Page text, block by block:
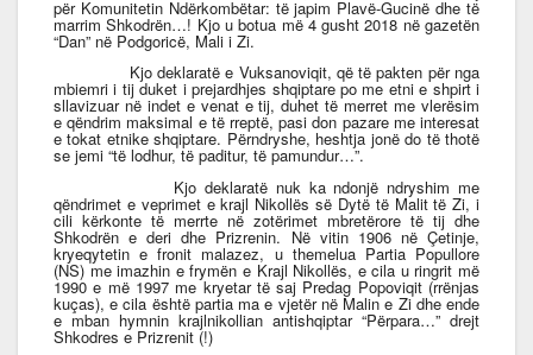
për Komunitetin Ndërkombëtar: të japim Plavë-Gucinë dhe të
marrim Shkodrën…! Kjo u botua më 4 gusht 2018 në gazetën
“Dan” në Podgoricë, Mali i Zi.
Kjo deklaratë e Vuksanoviqit, që të pakten për nga
mbiemri i tij duket i prejardhjes shqiptare po me etni e shpirt i
sllavizuar në indet e venat e tij, duhet të merret me vlerësim
e qëndrim maksimal e të rreptë, pasi don pazare me interesat
e tokat etnike shqiptare. Përndryshe, heshtja jonë do të thotë
se jemi “të lodhur, të paditur, të pamundur…”.
Kjo deklaratë nuk ka ndonjë ndryshim me
qëndrimet e veprimet e krajl Nikollës së Dytë të Malit të Zi, i
cili kërkonte të merrte në zotërimet mbretërore të tij dhe
Shkodrën e deri dhe Prizrenin. Në vitin 1906 në Çetinje,
kryeqytetin e fronit malazez, u themelua Partia Popullore
(NS) me imazhin e frymën e Krajl Nikollës, e cila u ringrit më
1990 e më 1997 me kryetar të saj Predag Popoviqit (rrënjas
kuças), e cila është partia ma e vjetër në Malin e Zi dhe ende
e mban hymnin krajlnikollian antishqiptar “Përpara…” drejt
Shkodres e Prizrenit (!)